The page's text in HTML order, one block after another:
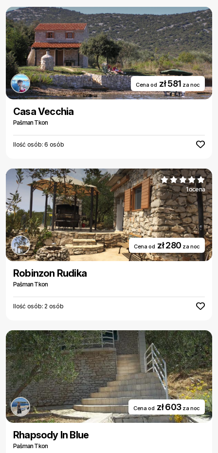
Cena od zł 581 za noc
Casa Vecchia
Pašman Tkon
Ilość osób: 6 osób
1 ocena
Cena od zł 280 za noc
Robinzon Rudika
Pašman Tkon
Ilość osób: 2 osób
Cena od zł 603 za noc
Rhapsody In Blue
Pašman Tkon